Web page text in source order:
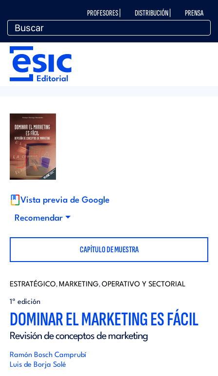
contenido
principal
M
e
n
t
o
p
e
d
i
t
o
r
PROFESORES | DISTRIBUCIÓN | PRENSA
M
e
n
ú
e
d
o
r
a
Vista previa de Google
Recomendar
CAPÍTULO DE MUESTRA
ESTRATÉGICO, MARKETING, OPERATIVO Y SECTORIAL
1ª edición
DOMINAR EL MARKETING ES FÁCIL
Revisión de conceptos de marketing
Ramón Bosch Camprubí
Luis de Borja Solé